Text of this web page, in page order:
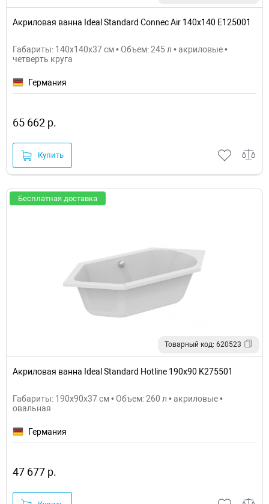
Акриловая ванна Ideal Standard Connec Air 140х140 E125001
Габариты: 140x140x37 см • Объем: 245 л • акриловые •
четверть круга
Германия
65 662 р.
Купить
Бесплатная доставка
Товарный код: 620523
Акриловая ванна Ideal Standard Hotline 190х90 K275501
Габариты: 190x90x37 см • Объем: 260 л • акриловые •
овальная
Германия
47 677 р.